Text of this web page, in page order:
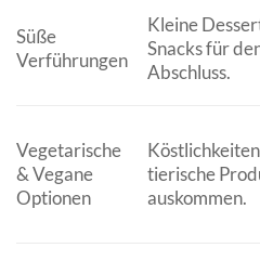
Süße
Verführungen
Kleine
Snacks für
Abschluss.
Vegetarische
& Vegane
Optionen
tierische
auskommen.